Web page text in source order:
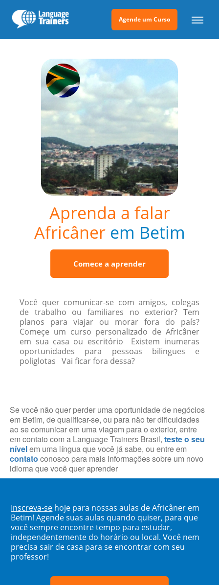
Agende um Curso
Aprenda a falar
Africânerem Betim
Comece a aprender
Você quer comunicar-se com amigos, colegas
de trabalho ou familiares no exterior? Tem
planos para viajar ou morar fora do país?
Começe um curso personalizado de Africâner
em sua casa ou escritório Existem inumeras
oportunidades para pessoas bilingues e
poliglotas Vai ficar fora dessa?
Se você não quer perder uma oportunidade de negócios
em Betim, de qualificar-se, ou para não ter dificuldades
ao se comunicar em uma viagem para o exterior, entre
em contato com a Language Trainers Brasil, teste o seu
nívelem uma língua que você já sabe, ou entre em
contato conosco para mais informações sobre um novo
idioma que você quer aprender
Inscreva-se hoje para nossas aulas de Africâner em
Betim! Agende suas aulas quando quiser, para que
você sempre encontre tempo para estudar,
independentemente do horário ou local. Você nem
precisa sair de casa para se encontrar com seu
professor!